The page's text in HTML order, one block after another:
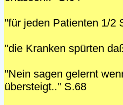
"für jeden Patienten 1/2
"die Kranken spürten
"Nein sagen gelernt
übersteigt.." S.68